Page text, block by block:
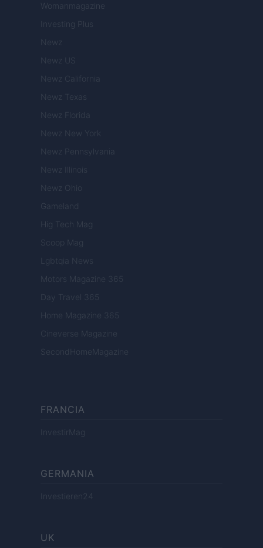
Womanmagazine
Investing Plus
Newz
Newz US
Newz California
Newz Texas
Newz Florida
Newz New York
Newz Pennsylvania
Newz Illinois
Newz Ohio
Gameland
Hig Tech Mag
Scoop Mag
Lgbtqia News
Motors Magazine 365
Day Travel 365
Home Magazine 365
Cineverse Magazine
SecondHomeMagazine
FRANCIA
InvestirMag
GERMANIA
Investieren24
UK